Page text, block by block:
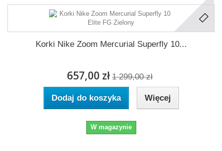
Korki Nike Zoom Mercurial Superfly 10...
657,00 zł 1 299,00 zł
Dodaj do koszyka Więcej
W magazynie